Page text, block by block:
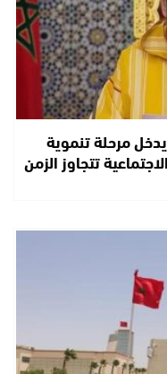
مرحلة تنموية
تتجاوز الزمن